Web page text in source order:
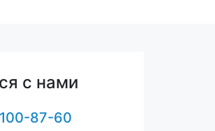
с нами
87-60